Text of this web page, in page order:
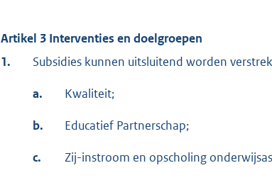
Artikel 3 Interventies en doelgroepen
1.
Subsidies kunnen uitsluitend worden
a. Kwaliteit;
b. Educatief Partnerschap;
c. Zij-instroom en opscholing